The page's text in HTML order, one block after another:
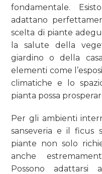
fondamentale.
adattano
scelta di piante
la salute della
giardino o della
elementi come
climatiche e lo
pianta possa
Per gli ambienti
sanseveria e il ficus
piante non solo
anche
Possono